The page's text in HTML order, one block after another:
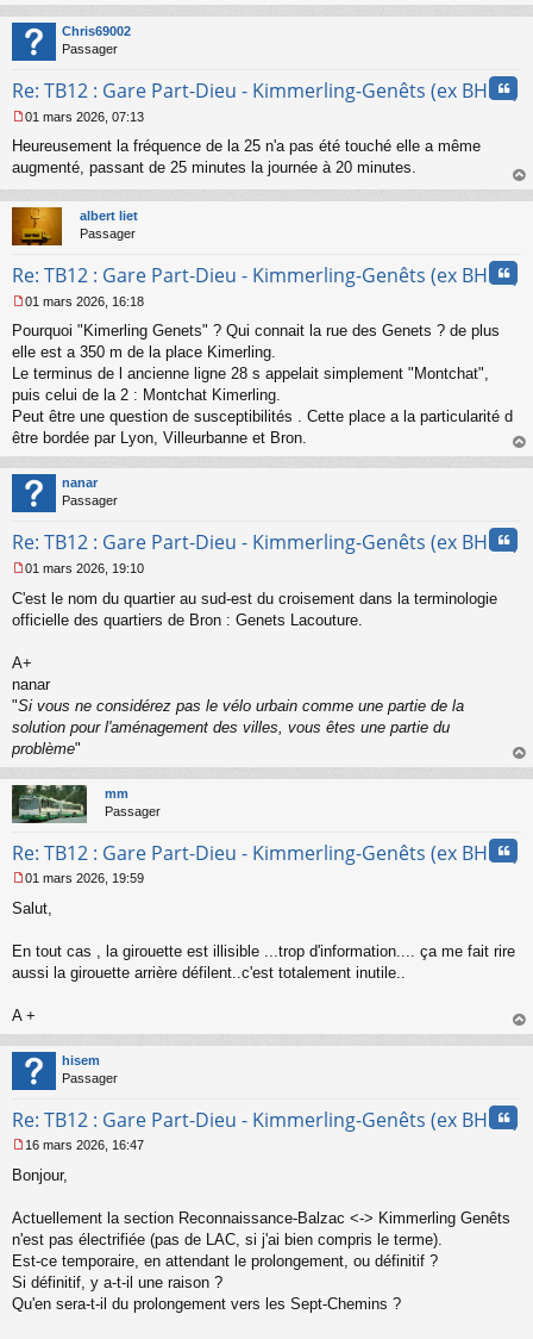
au
Chris69002
Passager
Re: TB12 : Gare Part-Dieu - Kimmerling-Genêts (ex BHNS)
e
s
a
g
e
o
l
u
01 mars 2026, 07:13
Heureusement la fréquence de la 25 n'a pas été touché elle a même
augmenté, passant de 25 minutes la journée à 20 minutes.
au
albert liet
Passager
Re: TB12 : Gare Part-Dieu - Kimmerling-Genêts (ex BHNS)
e
s
s
a
g
e
n
o
n
l
u
01 mars 2026, 16:18
Pourquoi "Kimerling Genets" ? Qui connait la rue des Genets ? de plus
elle est a 350 m de la place Kimerling.
Le terminus de l ancienne ligne 28 s appelait simplement "Montchat",
puis celui de la 2 : Montchat Kimerling.
Peut être une question de susceptibilités . Cette place a la particularité d
être bordée par Lyon, Villeurbanne et Bron.
au
nanar
Passager
Re: TB12 : Gare Part-Dieu - Kimmerling-Genêts (ex BHNS)
e
s
g
e
n
o
u
01 mars 2026, 19:10
C'est le nom du quartier au sud-est du croisement dans la terminologie
officielle des quartiers de Bron : Genets Lacouture.
A+
nanar
"Si vous ne considérez pas le vélo urbain comme une partie de la
solution pour l'aménagement des villes, vous êtes une partie du
problème"
au
mm
Passager
Re: TB12 : Gare Part-Dieu - Kimmerling-Genêts (ex BHNS)
e
g
n
o
n
l
u
01 mars 2026, 19:59
Salut,
En tout cas , la girouette est illisible ...trop d'information.... ça me fait rire
aussi la girouette arrière défilent..c'est totalement inutile..
A +
au
hisem
Passager
Re: TB12 : Gare Part-Dieu - Kimmerling-Genêts (ex BHNS)
e
g
e
n
o
16 mars 2026, 16:47
Bonjour,
Actuellement la section Reconnaissance-Balzac <-> Kimmerling Genêts
n'est pas électrifiée (pas de LAC, si j'ai bien compris le terme).
Est-ce temporaire, en attendant le prolongement, ou définitif ?
Si définitif, y a-t-il une raison ?
Qu'en sera-t-il du prolongement vers les Sept-Chemins ?